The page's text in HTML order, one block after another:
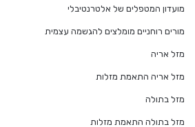
מועדון המטפלים של אלטרנטיבלי
מורים רוחניים מומלצים להגשמה עצמית
מזל אריה
מזל אריה התאמת מזלות
מזל בתולה
מזל בתולה התאמת מזלות